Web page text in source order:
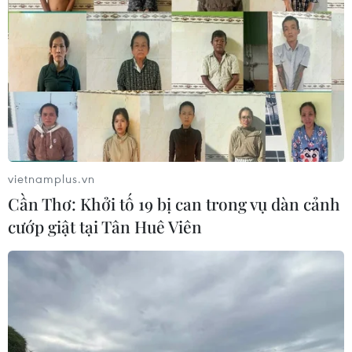
Chủ tịch Liên đoàn Bóng đá thế giới
chịu sức ép chưa từng có
06/08/2026 04:12
Futsal Việt Nam bất bại sau trận hòa
khó tin trước chủ nhà Thái Lan
06/08/2026 02:38
Toàn cảnh ASEAN Cup: Thái
Lan "thắng như chẻ tre", thách thức
tuyển Việt Nam
vietnamplus.vn
Cần Thơ: Khởi tố 19 bị can trong vụ dàn cảnh
cướp giật tại Tân Huê Viên